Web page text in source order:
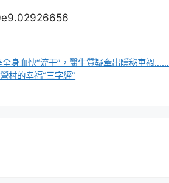
身血快“流干”，醫生質疑牽出隱秘車禍……
村的幸福“三字經”